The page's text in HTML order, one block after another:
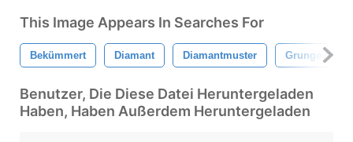
This Image Appears In Searches For
Bekümmert Diamant Diamantmuster Grunge-
Benutzer, Die Diese Datei Heruntergeladen
Haben, Haben Außerdem Heruntergeladen